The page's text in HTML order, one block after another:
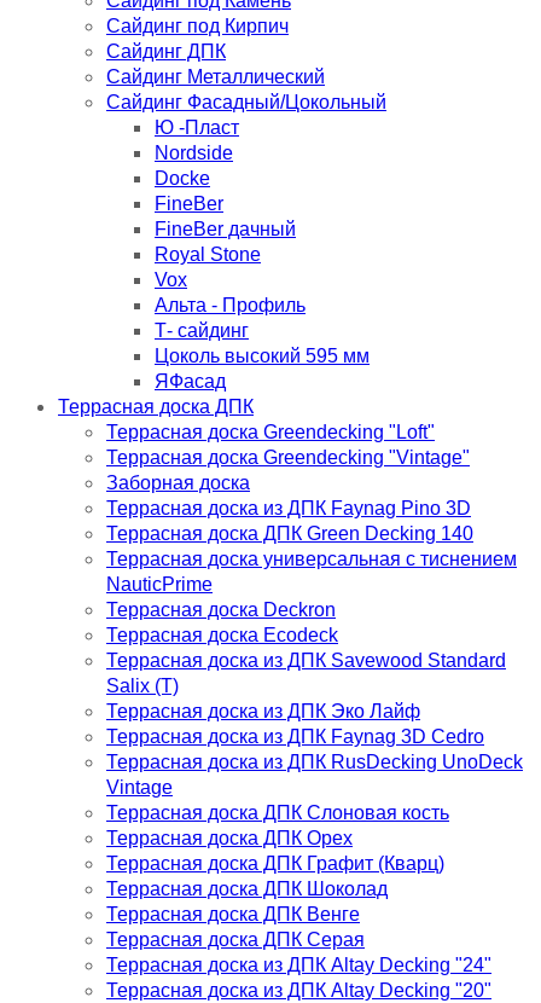
Сайдинг под Кирпич
Сайдинг ДПК
Сайдинг Металлический
Сайдинг Фасадный/Цокольный
Ю -Пласт
Nordside
Docke
FineBer
FineBer дачный
Royal Stone
Vox
Альта - Профиль
Т- сайдинг
Цоколь высокий 595 мм
ЯФасад
Террасная доска ДПК
Террасная доска Greendecking "Loft"
Террасная доска Greendecking "Vintage"
Заборная доска
Террасная доска из ДПК Faynag Pino 3D
Террасная доска ДПК Green Decking 140
Террасная доска универсальная с тиснением
NauticPrime
Террасная доска Deckron
Террасная доска Ecodeck
Террасная доска из ДПК Savewood Standard
Salix (T)
Террасная доска из ДПК Эко Лайф
Террасная доска из ДПК Faynag 3D Cedro
Террасная доска из ДПК RusDecking UnoDeck
Vintage
Террасная доска ДПК Слоновая кость
Террасная доска ДПК Орех
Террасная доска ДПК Графит (Кварц)
Террасная доска ДПК Шоколад
Террасная доска ДПК Венге
Террасная доска ДПК Серая
Террасная доска из ДПК Altay Decking "24"
Террасная доска из ДПК Altay Decking "20"